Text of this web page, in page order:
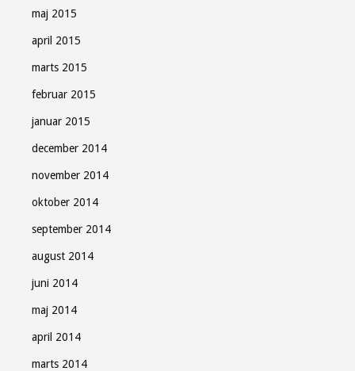
maj 2015
april 2015
marts 2015
februar 2015
januar 2015
december 2014
november 2014
oktober 2014
september 2014
august 2014
juni 2014
maj 2014
april 2014
marts 2014